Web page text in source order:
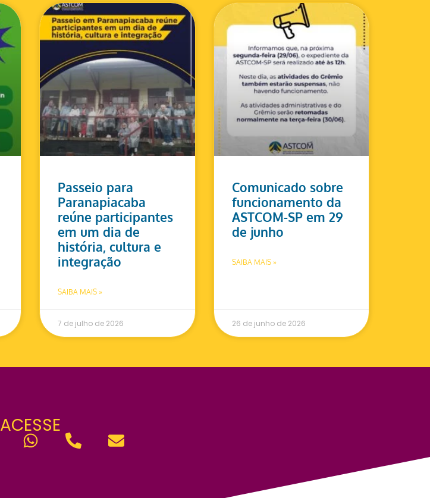
Passeio para
Paranapiacaba
reúne participantes
em um dia de
história, cultura e
integração
SAIBA MAIS »
7 de julho de 2026
Comunicado sobre
funcionamento da
ASTCOM-SP em 29
de junho
SAIBA MAIS »
26 de junho de 2026
ACESSE